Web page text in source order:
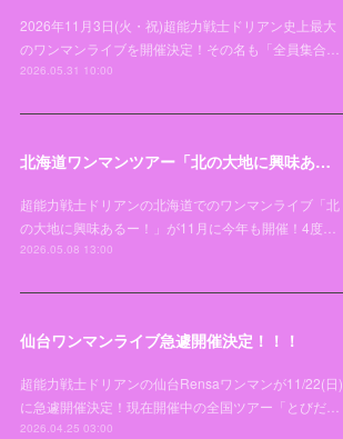
2026年11月3日(火・祝)超能力戦士ドリアン史上最大
のワンマンライブを開催決定！その名も「全員集合…
2026.05.31 10:00
北海道ワンマンツアー「北の大地に興味あるー！2026」開催決定！！！
超能力戦士ドリアンの北海道でのワンマンライブ「北
の大地に興味あるー！」が11月に今年も開催！4度…
2026.05.08 13:00
仙台ワンマンライブ急遽開催決定！！！
超能力戦士ドリアンの仙台Rensaワンマンが11/22(日)
に急遽開催決定！現在開催中の全国ツアー「とびだ…
2026.04.25 03:00